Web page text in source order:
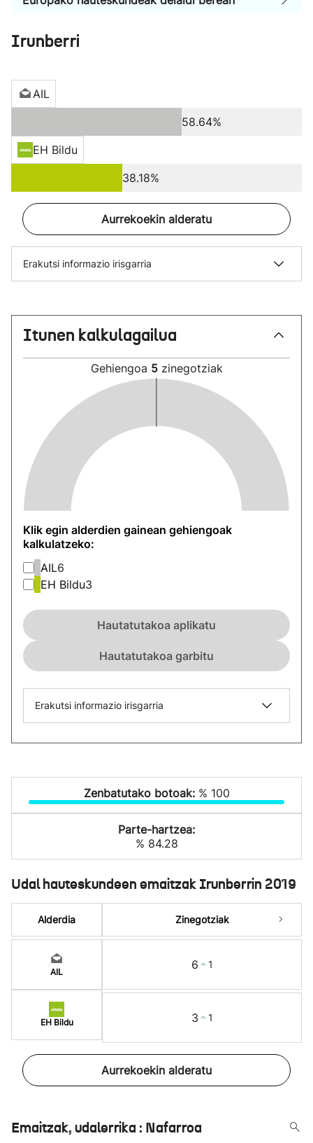
Irunberri
AIL
58.64%
EH Bildu
38.18%
Aurrekoekin alderatu
Erakutsi informazio irisgarria
Itunen kalkulagailua
Gehiengoa 5 zinegotziak
Klik egin alderdien gainean gehiengoak
kalkulatzeko:
AIL6
EH Bildu3
Hautatutakoa aplikatu
Hautatutakoa garbitu
Erakutsi informazio irisgarria
Zenbatutako botoak: % 100
Parte-hartzea:
% 84.28
Udal hauteskundeen emaitzak Irunberrin 2019
Alderdia
AIL
EH Bildu
Zinegotziak
6 1
3 1
Aurrekoekin alderatu
Emaitzak, udalerrika : Nafarroa